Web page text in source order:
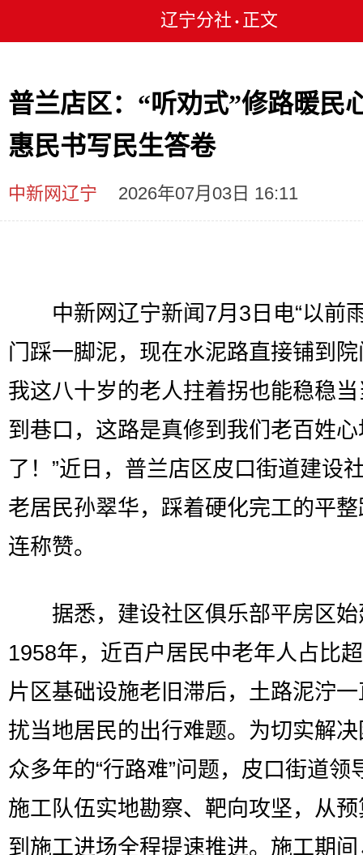
辽宁分社 • 正文
普兰店区：“听劝式”修路暖民
惠民书写民生答卷
中新网辽宁 2026年07月03日 16:11
中新网辽宁新闻7月3日电“以前
门踩一脚泥，现在水泥路直接铺到
我这八十岁的老人拄着拐也能稳稳
到巷口，这路是真修到我们老百姓
了！”近日，普兰店区皮口街道建设
老居民孙翠华，踩着硬化完工的平
连称赞。
据悉，建设社区俱乐部平房区始
1958年，近百户居民中老年人占比
片区基础设施老旧滞后，土路泥泞
扰当地居民的出行难题。为切实解
众多年的“行路难”问题，皮口街道领
施工队伍实地勘察、靶向攻坚，从
到施工进场全程提速推进。施工期